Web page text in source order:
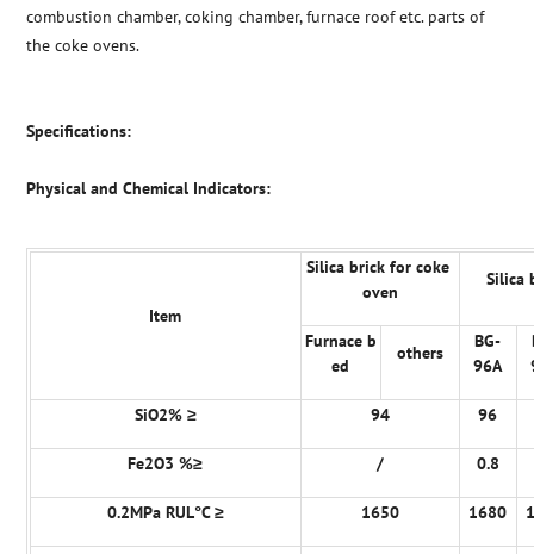
combustion chamber, coking chamber, furnace roof etc. parts of
the coke ovens.
Specifications:
Physical and Chemical Indicators:
Item
Silica brick for coke
oven
Silica
Furnace b
ed
others
BG-
96A
SiO2% ≥ 94 96
Fe2O3 %≥ / 0.8
0.2MPa RUL°C ≥ 1650 1680